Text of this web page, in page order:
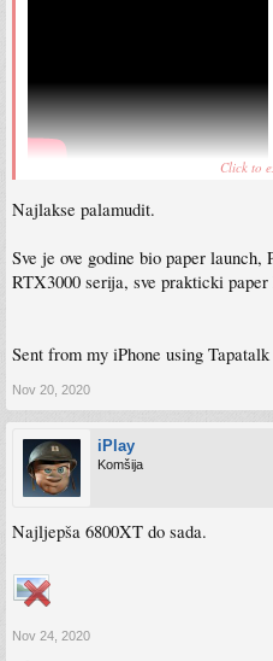
Click to
Najlakse palamudit.
Sve je ove godine bio paper launch,
RTX3000 serija, sve prakticki
Sent from my iPhone using Tapatalk
Nov 20, 2020
iPlay
Komšija
Najljepša 6800XT do sada.
Nov 24, 2020